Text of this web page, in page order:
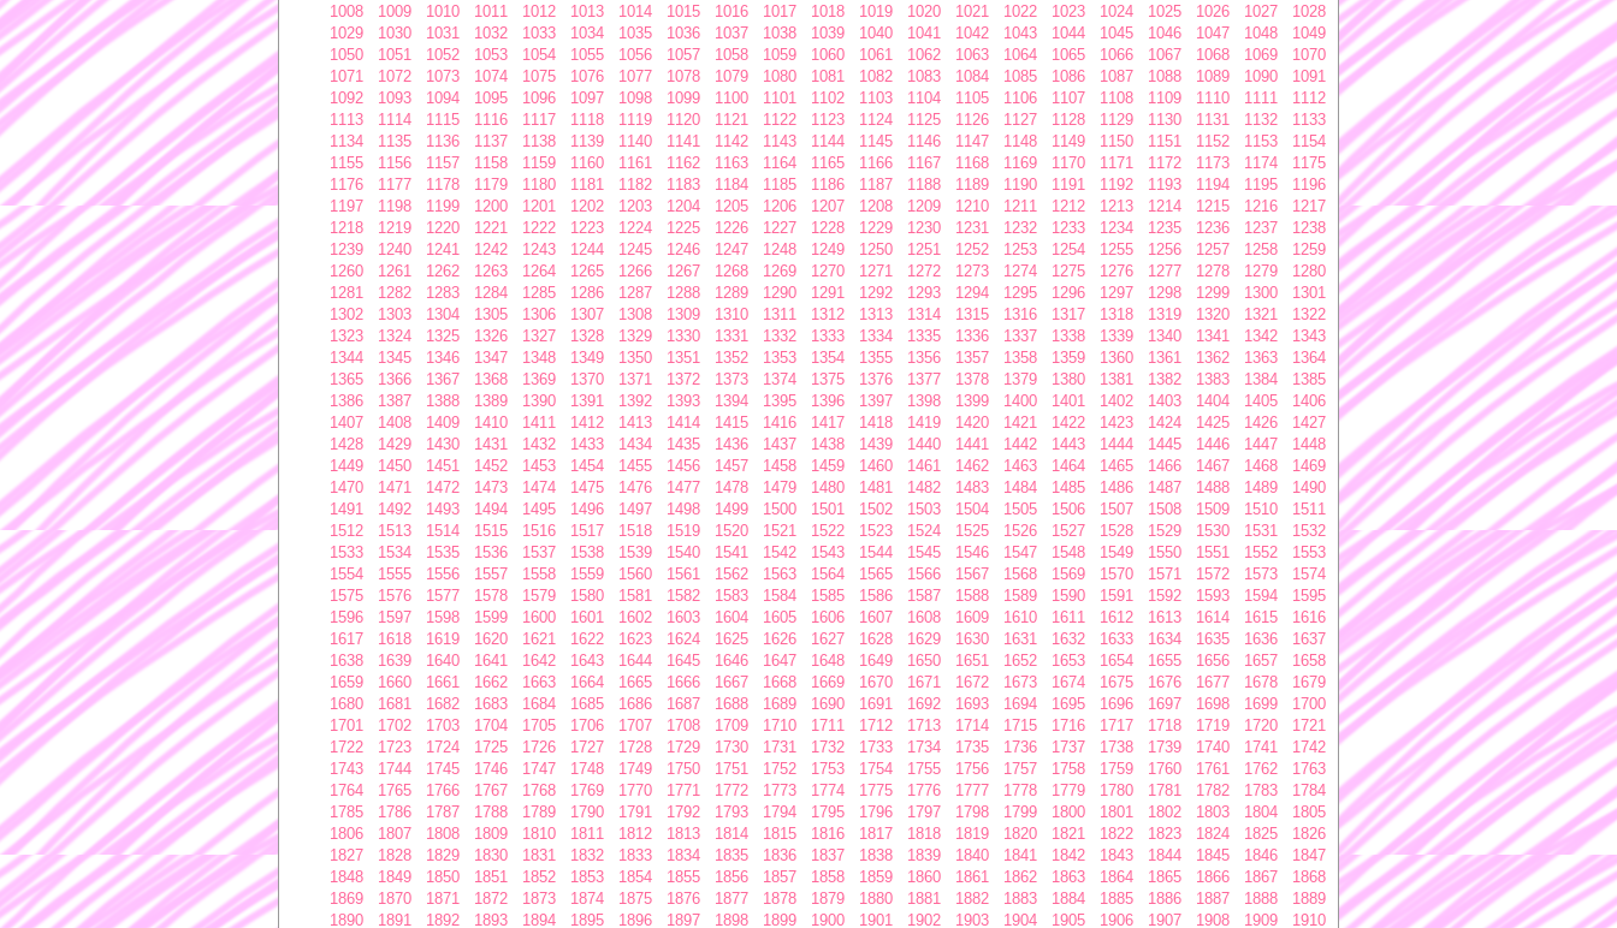
1008
1009 1010 1011 1012 1013 1014 1015 1016 1017 1018 1019 1020 1021 1022 1023 1024 1025 1026 1027
1028
1029
1030 1031 1032 1033 1034 1035 1036 1037 1038 1039 1040 1041 1042 1043 1044 1045 1046 1047 1048
1049
1050
1051 1052 1053 1054 1055 1056 1057 1058 1059 1060 1061 1062 1063 1064 1065 1066 1067 1068 1069
1070
1071
1072 1073 1074 1075 1076 1077 1078 1079 1080 1081 1082 1083 1084 1085 1086 1087 1088 1089 1090
1091
1092
1093 1094 1095 1096 1097 1098 1099 1100 1101 1102 1103 1104 1105 1106 1107 1108 1109 1110 1111
1112
1113
1114 1115 1116 1117 1118 1119 1120 1121 1122 1123 1124 1125 1126 1127 1128 1129 1130 1131 1132
1133
1134
1135 1136 1137 1138 1139 1140 1141 1142 1143 1144 1145 1146 1147 1148 1149 1150 1151 1152 1153
1154
1155
1156 1157 1158 1159 1160 1161 1162 1163 1164 1165 1166 1167 1168 1169 1170 1171 1172 1173 1174
1175
1176
1177 1178 1179 1180 1181 1182 1183 1184 1185 1186 1187 1188 1189 1190 1191 1192 1193 1194 1195
1196
1197
1198 1199 1200 1201 1202 1203 1204 1205 1206 1207 1208 1209 1210 1211 1212 1213 1214 1215 1216
1217
1218
1219 1220 1221 1222 1223 1224 1225 1226 1227 1228 1229 1230 1231 1232 1233 1234 1235 1236 1237
1238
1239
1240 1241 1242 1243 1244 1245 1246 1247 1248 1249 1250 1251 1252 1253 1254 1255 1256 1257 1258
1259
1260
1261 1262 1263 1264 1265 1266 1267 1268 1269 1270 1271 1272 1273 1274 1275 1276 1277 1278 1279
1280
1281
1282 1283 1284 1285 1286 1287 1288 1289 1290 1291 1292 1293 1294 1295 1296 1297 1298 1299 1300
1301
1302
1303 1304 1305 1306 1307 1308 1309 1310 1311 1312 1313 1314 1315 1316 1317 1318 1319 1320 1321
1322
1323
1324 1325 1326 1327 1328 1329 1330 1331 1332 1333 1334 1335 1336 1337 1338 1339 1340 1341 1342
1343
1344
1345 1346 1347 1348 1349 1350 1351 1352 1353 1354 1355 1356 1357 1358 1359 1360 1361 1362 1363
1364
1365
1366 1367 1368 1369 1370 1371 1372 1373 1374 1375 1376 1377 1378 1379 1380 1381 1382 1383 1384
1385
1386
1387 1388 1389 1390 1391 1392 1393 1394 1395 1396 1397 1398 1399 1400 1401 1402 1403 1404 1405
1406
1407
1408 1409 1410 1411 1412 1413 1414 1415 1416 1417 1418 1419 1420 1421 1422 1423 1424 1425 1426
1427
1428
1429 1430 1431 1432 1433 1434 1435 1436 1437 1438 1439 1440 1441 1442 1443 1444 1445 1446 1447
1448
1449
1450 1451 1452 1453 1454 1455 1456 1457 1458 1459 1460 1461 1462 1463 1464 1465 1466 1467 1468
1469
1470
1471 1472 1473 1474 1475 1476 1477 1478 1479 1480 1481 1482 1483 1484 1485 1486 1487 1488 1489
1490
1491
1492 1493 1494 1495 1496 1497 1498 1499 1500 1501 1502 1503 1504 1505 1506 1507 1508 1509 1510
1511
1512
1513 1514 1515 1516 1517 1518 1519 1520 1521 1522 1523 1524 1525 1526 1527 1528 1529 1530 1531
1532
1533
1534 1535 1536 1537 1538 1539 1540 1541 1542 1543 1544 1545 1546 1547 1548 1549 1550 1551 1552
1553
1554
1555 1556 1557 1558 1559 1560 1561 1562 1563 1564 1565 1566 1567 1568 1569 1570 1571 1572 1573
1574
1575
1576 1577 1578 1579 1580 1581 1582 1583 1584 1585 1586 1587 1588 1589 1590 1591 1592 1593 1594
1595
1596
1597 1598 1599 1600 1601 1602 1603 1604 1605 1606 1607 1608 1609 1610 1611 1612 1613 1614 1615
1616
1617
1618 1619 1620 1621 1622 1623 1624 1625 1626 1627 1628 1629 1630 1631 1632 1633 1634 1635 1636
1637
1638
1639 1640 1641 1642 1643 1644 1645 1646 1647 1648 1649 1650 1651 1652 1653 1654 1655 1656 1657
1658
1659
1660 1661 1662 1663 1664 1665 1666 1667 1668 1669 1670 1671 1672 1673 1674 1675 1676 1677 1678
1679
1680
1681 1682 1683 1684 1685 1686 1687 1688 1689 1690 1691 1692 1693 1694 1695 1696 1697 1698 1699
1700
1701
1702 1703 1704 1705 1706 1707 1708 1709 1710 1711 1712 1713 1714 1715 1716 1717 1718 1719 1720
1721
1722
1723 1724 1725 1726 1727 1728 1729 1730 1731 1732 1733 1734 1735 1736 1737 1738 1739 1740 1741
1742
1743
1744 1745 1746 1747 1748 1749 1750 1751 1752 1753 1754 1755 1756 1757 1758 1759 1760 1761 1762
1763
1764
1765 1766 1767 1768 1769 1770 1771 1772 1773 1774 1775 1776 1777 1778 1779 1780 1781 1782 1783
1784
1785
1786 1787 1788 1789 1790 1791 1792 1793 1794 1795 1796 1797 1798 1799 1800 1801 1802 1803 1804
1805
1806
1807 1808 1809 1810 1811 1812 1813 1814 1815 1816 1817 1818 1819 1820 1821 1822 1823 1824 1825
1826
1827
1828 1829 1830 1831 1832 1833 1834 1835 1836 1837 1838 1839 1840 1841 1842 1843 1844 1845 1846
1847
1848
1849 1850 1851 1852 1853 1854 1855 1856 1857 1858 1859 1860 1861 1862 1863 1864 1865 1866 1867
1868
1869
1870 1871 1872 1873 1874 1875 1876 1877 1878 1879 1880 1881 1882 1883 1884 1885 1886 1887 1888
1889
1890
1891 1892 1893 1894 1895 1896 1897 1898 1899 1900 1901 1902 1903 1904 1905 1906 1907 1908 1909
1910